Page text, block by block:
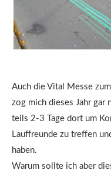
Auch die Vital Messe
zog mich dieses Jahr gar
teils 2-3 Tage dort um
Lauffreunde zu treffen
haben.
Warum sollte ich aber